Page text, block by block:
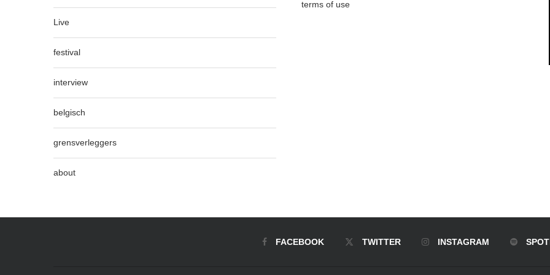
Live
festival
interview
belgisch
grensverleggers
about
terms of use
FACEBOOK TWITTER INSTAGRAM